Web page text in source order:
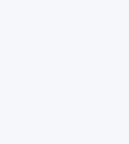
ani
bir hale
edici